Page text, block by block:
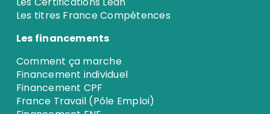
Les titres France Compétences
Les financements
Comment ça marche
Financement individuel
Financement CPF
France Travail (Pôle Emploi)